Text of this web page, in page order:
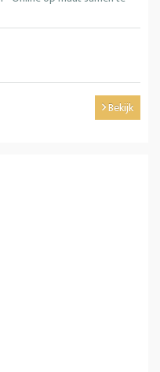
Bekijk